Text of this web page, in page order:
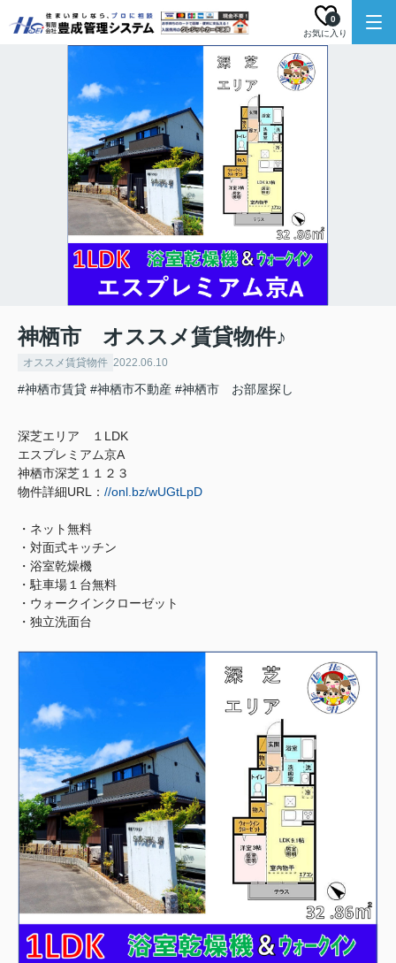
お気に入り
0
神栖市 オススメ賃貸物件♪
オススメ賃貸物件 2022.06.10
#神栖市賃貸 #神栖市不動産 #神栖市 お部屋探し
深芝エリア １LDK
エスプレミアム京A
神栖市深芝１１２３
物件詳細URL： //onl.bz/wUGtLpD
・ネット無料
・対面式キッチン
・浴室乾燥機
・駐車場１台無料
・ウォークインクローゼット
・独立洗面台